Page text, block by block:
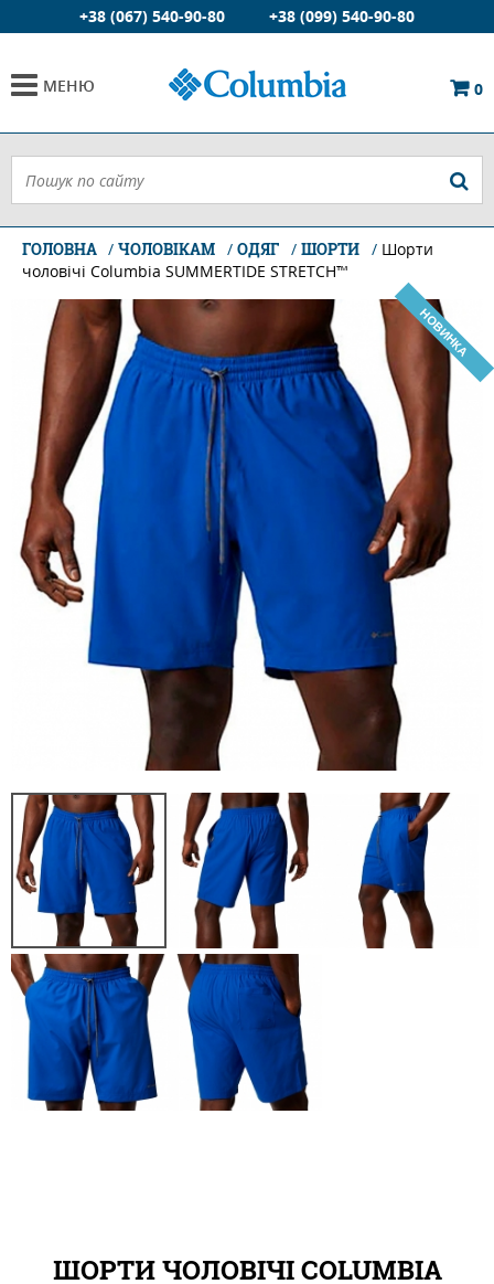
+38 (067) 540-90-80 +38 (099) 540-90-80
МЕНЮ 0
ГОЛОВНА ЧОЛОВІКАМ ОДЯГ ШОРТИ
Шорти
чоловічі Columbia SUMMERTIDE STRETCH™
НОВИНКА
ШОРТИ ЧОЛОВІЧІ COLUMBIA